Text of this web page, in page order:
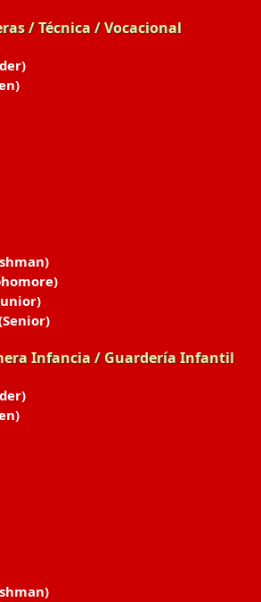
/ Técnica / Vocacional
Infancia / Guardería Infantil